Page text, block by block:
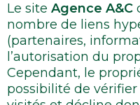
Le site Agence A&C
nombre de liens
(partenaires,
l’autorisation du
Cependant, le
possibilité de